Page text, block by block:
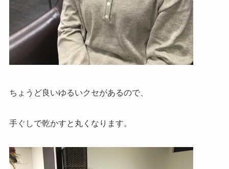
ちょうど良いゆるいクセがあるので、
手ぐしで乾かすと丸くなります。